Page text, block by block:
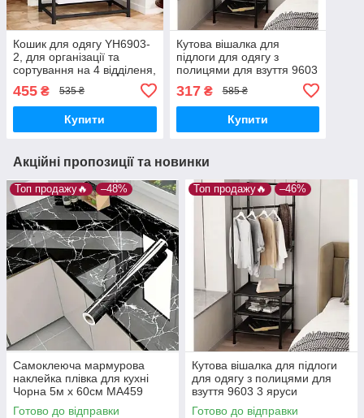
Кошик для одягу YH6903-
2, для організації та
сортування на 4 відділеня,
455 ₴ 535 ₴
Купити
Кутова вішалка для
підлоги для одягу з
полицями для взуття 9603
317₴ 585 ₴
Купити
Акційні пропозиції та новинки
Топ продажу🔥 –48%
Самоклеюча мармурова
наклейка плівка для кухні
Чорна 5м х 60см MA459
Готово до відправки
Топ продажу🔥 –46%
Кутова вішалка для підлоги
для одягу з полицями для
взуття 9603 3 яруси
170х43х43 см
Готово до відправки